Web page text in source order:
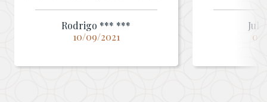
Rodrigo *** ***
10/09/2021
03/